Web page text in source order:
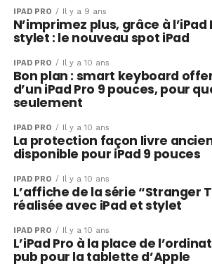
IPAD PRO Il y a 9 ans
N’imprimez plus, grâce à l’iPad
stylet : le nouveau spot iPad
IPAD PRO Il y a 10 ans
Bon plan : smart keyboard
d’un iPad Pro 9 pouces, pour
seulement
IPAD PRO Il y a 10 ans
La protection façon livre
disponible pour iPad 9 pouces
IPAD PRO Il y a 10 ans
L’affiche de la série “Stranger
réalisée avec iPad et stylet
IPAD PRO Il y a 10 ans
L’iPad Pro à la place de
pub pour la tablette d’Apple